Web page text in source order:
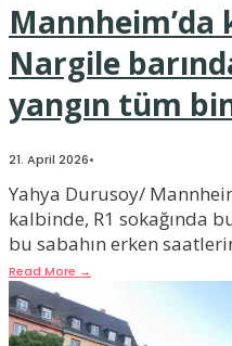
Mannheim’da
Nargile
yangın tüm
21. April 2026•
Yahya Durusoy/
kalbinde, R1 sokağında
bu sabahın erken
Read More →